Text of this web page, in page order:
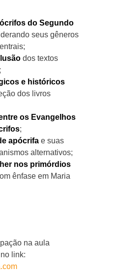
do Segundo
seus gêneros
dos textos
e históricos
dos livros
os Evangelhos
;
apócrifa e suas
alternativos;
nos primórdios
ênfase em Maria
na aula
link: